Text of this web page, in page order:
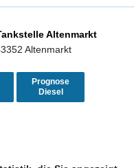
Altenmarkt
Altenmarkt
Prognose
Diesel